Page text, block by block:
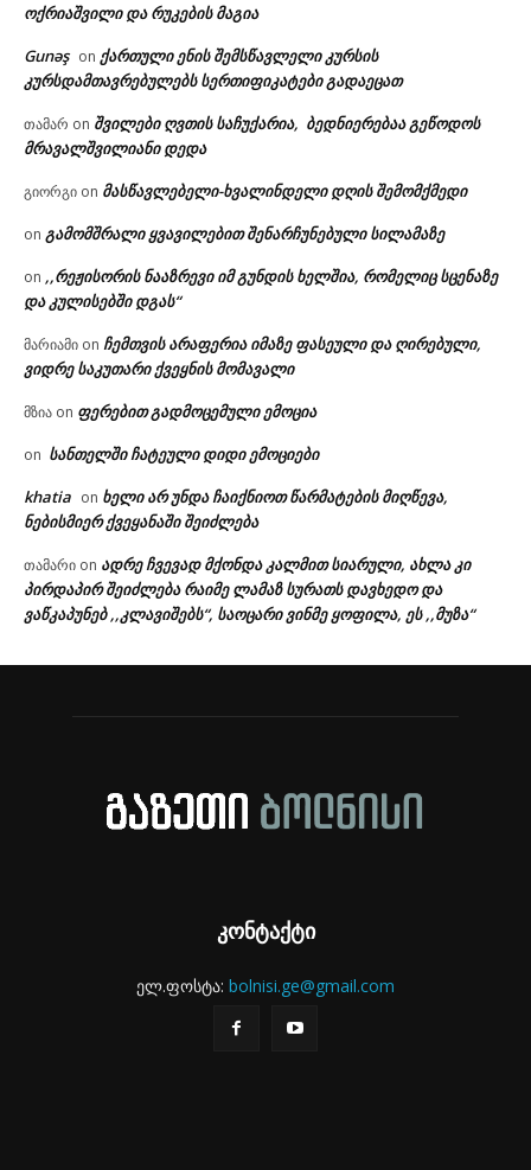
ოქრიაშვილი და რუკების მაგია
Gunəş on ქართული ენის შემსწავლელი კურსის
კურსდამთავრებულებს სერთიფიკატები გადაეცათ
თამარ on შვილები ღვთის საჩუქარია, ბედნიერებაა გეწოდოს
მრავალშვილიანი დედა
გიორგი on მასწავლებელი-ხვალინდელი დღის შემომქმედი
on გამომშრალი ყვავილებით შენარჩუნებული სილამაზე
on ,,რეჟისორის ნააზრევი იმ გუნდის ხელშია, რომელიც სცენაზე
და კულისებში დგას“
მარიამი on ჩემთვის არაფერია იმაზე ფასეული და ღირებული,
ვიდრე საკუთარი ქვეყნის მომავალი
მზია on ფერებით გადმოცემული ემოცია
on სანთელში ჩატეული დიდი ემოციები
khatia on ხელი არ უნდა ჩაიქნიოთ წარმატების მიღწევა,
ნებისმიერ ქვეყანაში შეიძლება
თამარი on ადრე ჩვევად მქონდა კალმით სიარული, ახლა კი
პირდაპირ შეიძლება რაიმე ლამაზ სურათს დავხედო და
ვაწკაპუნებ ,,კლავიშებს“, საოცარი ვინმე ყოფილა, ეს ,,მუზა“
კონტაქტი
ელ.ფოსტა: bolnisi.ge@gmail.com